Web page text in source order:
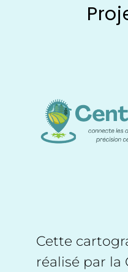
Cette
réalisé par la